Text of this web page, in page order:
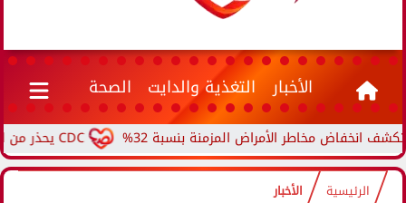
الأخبار التغذية والدايت الصحة
CDC يحذر من ارتفاع حالات حمى الأرانب.. مرض نادر ينتقل من الحيوانات... مخاطر الأمراض المزمنة بنسبة 32%
الرئيسية الأخبار